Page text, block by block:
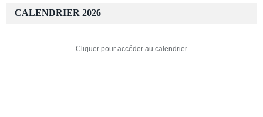
CALENDRIER 2026
Cliquer pour accéder au calendrier